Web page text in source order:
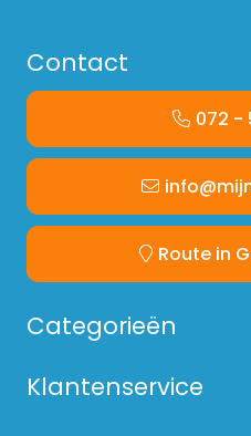
Contact
072 -
Route in
Categorieën
Klantenservice